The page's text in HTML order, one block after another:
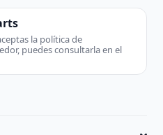
la política de
puedes consultarla en el